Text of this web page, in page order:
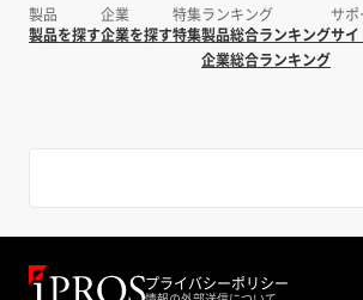
製品
製品を探す
企業
企業を探す
特集
特集
ランキング
製品総合ランキング
企業総合ランキング
サポ
サ
プライバシーポリシー